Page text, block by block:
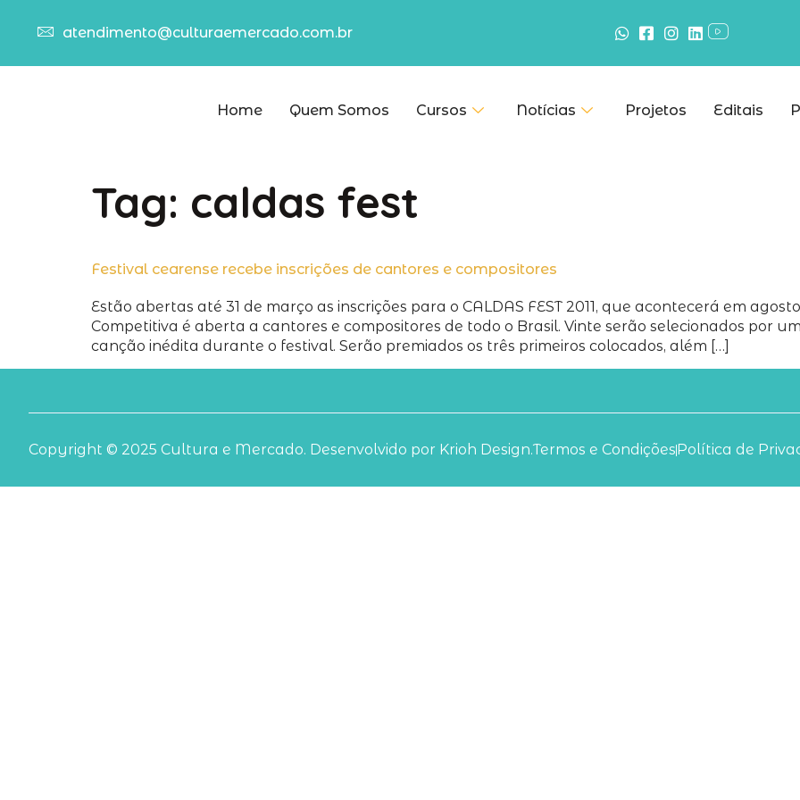
atendimento@culturaemercado.com.br
Home Quem Somos Cursos Notícias Projetos Editais
Tag: caldas fest
Festival cearense recebe inscrições de cantores e compositores
Estão abertas até 31 de março as inscrições para o CALDAS FEST 2011, que acontecerá em
Competitiva é aberta a cantores e compositores de todo o Brasil. Vinte serão selecionados por
canção inédita durante o festival. Serão premiados os três primeiros colocados, além […]
Copyright © 2025 Cultura e Mercado. Desenvolvido por Krioh Design.Termos e Condições Política de